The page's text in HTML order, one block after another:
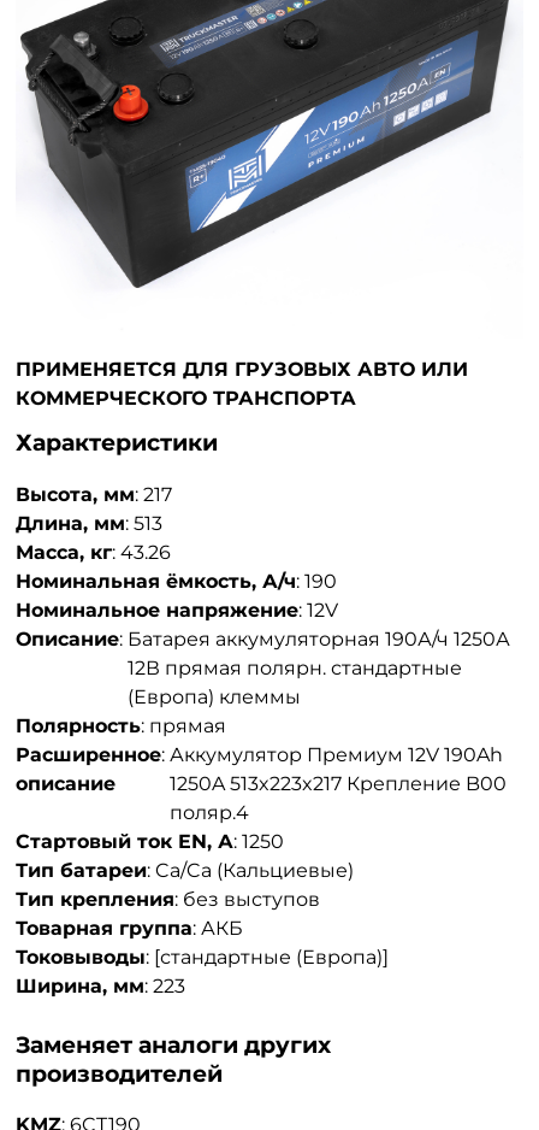
ПРИМЕНЯЕТСЯ ДЛЯ ГРУЗОВЫХ АВТО ИЛИ
КОММЕРЧЕСКОГО ТРАНСПОРТА
Характеристики
Высота, мм:217
Длина, мм:513
Масса, кг:43.26
Номинальная ёмкость, А/ч:190
Номинальное напряжение:12V
Описание: Батарея аккумуляторная 190А/ч 1250А
12В прямая полярн. стандартные
(Европа) клеммы
Полярность: прямая
Расширенное
описание
:Аккумулятор Премиум 12V 190Ah
1250A 513x223x217 Крепление B00
поляр.4
Стартовый ток EN, А:1250
Тип батареи:Ca/Ca (Кальциевые)
Тип крепления: без выступов
Товарная группа:АКБ
Токовыводы: [стандартные (Европа)]
Ширина, мм:223
Заменяет аналоги других
производителей
KMZ:6CT190